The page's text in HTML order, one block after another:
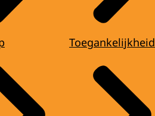
Toegankelijkheid